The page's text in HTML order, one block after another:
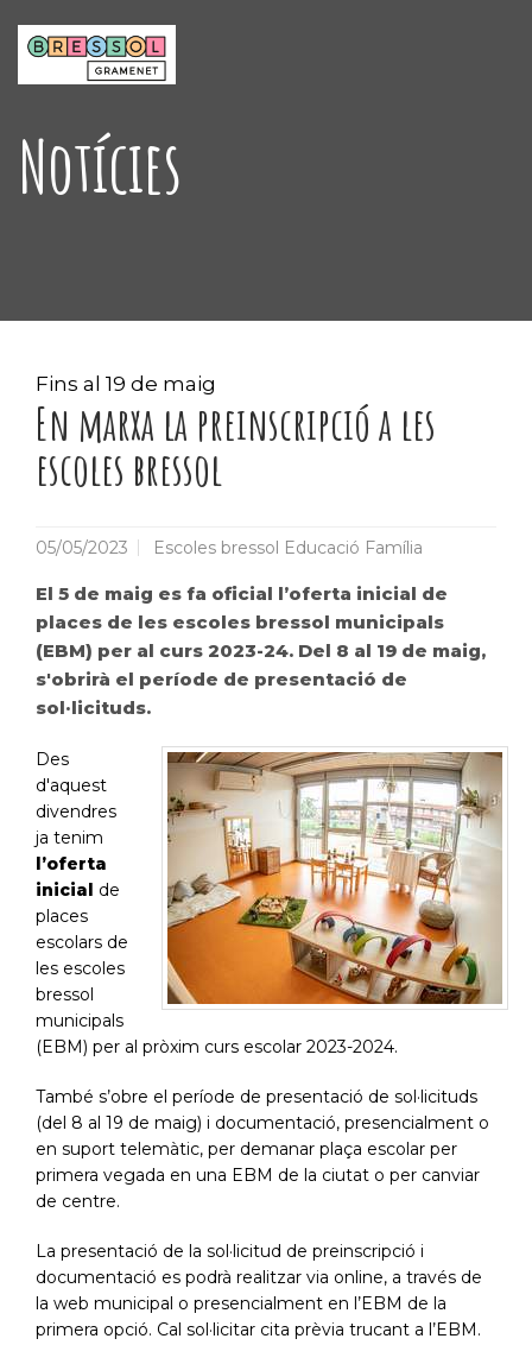
Notícies
Fins al 19 de maig
En marxa la preinscripció a les
escoles bressol
05/05/2023 Escoles bressol Educació Família
El 5 de maig es fa oficial l’oferta inicial de
places de les escoles bressol municipals
(EBM) per al curs 2023-24. Del 8 al 19 de maig,
s'obrirà el període de presentació de
sol·licituds.
Des
d'aquest
divendres
ja tenim
l’oferta
inicial de
places
escolars de
les escoles
bressol
municipals
(EBM) per al pròxim curs escolar 2023-2024.
També s’obre el període de presentació de sol·licituds
(del 8 al 19 de maig) i documentació, presencialment o
en suport telemàtic, per demanar plaça escolar per
primera vegada en una EBM de la ciutat o per canviar
de centre.
La presentació de la sol·licitud de preinscripció i
documentació es podrà realitzar via online, a través de
la web municipal o presencialment en l’EBM de la
primera opció. Cal sol·licitar cita prèvia trucant a l’EBM.